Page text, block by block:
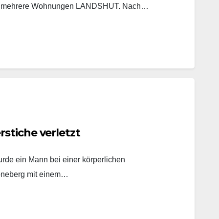
Wohnungen LANDSHUT. Nach…
verletzt
ein Mann bei einer körperlichen
mit einem…